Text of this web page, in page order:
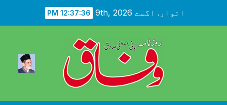
اتوار. اگست 9th, 2026 12:37:38 PM